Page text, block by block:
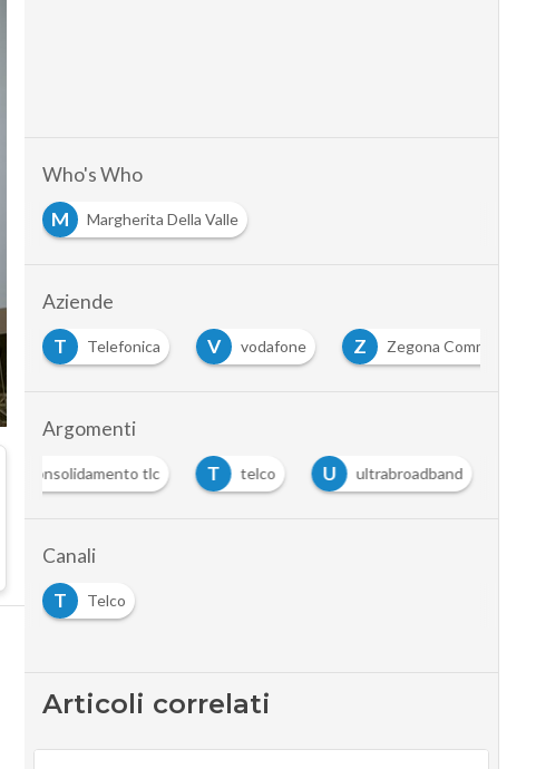
Who's Who
M
Margherita Della Valle
Aziende
T Telefonica V vodafone Z Zegona
Argomenti
consolidamento tlc T telco U ultrabroadband
Canali
T
Telco
Articoli correlati